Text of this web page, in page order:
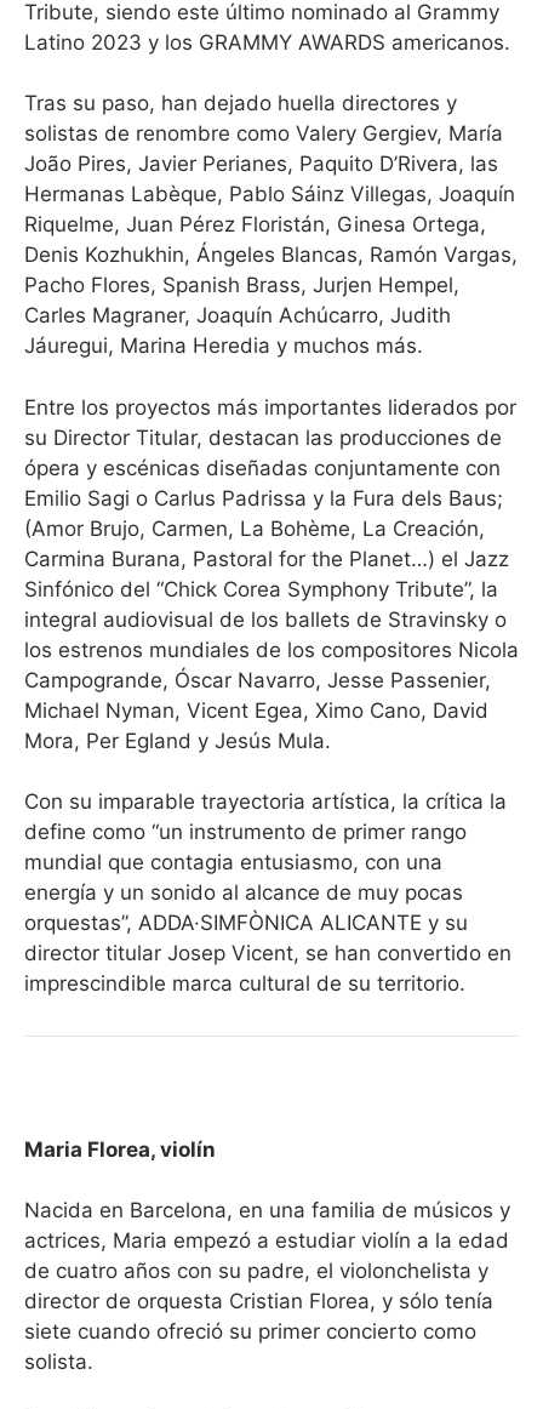
Tribute, siendo este último nominado al Grammy
Latino 2023 y los GRAMMY AWARDS americanos.
Tras su paso, han dejado huella directores y
solistas de renombre como Valery Gergiev, María
João Pires, Javier Perianes, Paquito D’Rivera, las
Hermanas Labèque, Pablo Sáinz Villegas, Joaquín
Riquelme, Juan Pérez Floristán, Ginesa Ortega,
Denis Kozhukhin, Ángeles Blancas, Ramón Vargas,
Pacho Flores, Spanish Brass, Jurjen Hempel,
Carles Magraner, Joaquín Achúcarro, Judith
Jáuregui, Marina Heredia y muchos más.
Entre los proyectos más importantes liderados por
su Director Titular, destacan las producciones de
ópera y escénicas diseñadas conjuntamente con
Emilio Sagi o Carlus Padrissa y la Fura dels Baus;
(Amor Brujo, Carmen, La Bohème, La Creación,
Carmina Burana, Pastoral for the Planet…) el Jazz
Sinfónico del “Chick Corea Symphony Tribute”, la
integral audiovisual de los ballets de Stravinsky o
los estrenos mundiales de los compositores Nicola
Campogrande, Óscar Navarro, Jesse Passenier,
Michael Nyman, Vicent Egea, Ximo Cano, David
Mora, Per Egland y Jesús Mula.
Con su imparable trayectoria artística, la crítica la
define como “un instrumento de primer rango
mundial que contagia entusiasmo, con una
energía y un sonido al alcance de muy pocas
orquestas”, ADDA·SIMFÒNICA ALICANTE y su
director titular Josep Vicent, se han convertido en
imprescindible marca cultural de su territorio.
Maria Florea, violín
Nacida en Barcelona, en una familia de músicos y
actrices, Maria empezó a estudiar violín a la edad
de cuatro años con su padre, el violonchelista y
director de orquesta Cristian Florea, y sólo tenía
siete cuando ofreció su primer concierto como
solista.